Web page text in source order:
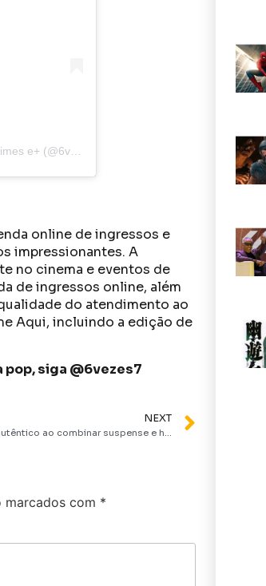
Uma publicação compartilhada por 6vezes7 | Filmes, Series, Animes e+ (@6vezes7)
online de ingressos e
impressionantes. A
no cinema e eventos de
de ingressos online, além
do atendimento ao
Aqui, incluindo a edição de
siga @6vezes7
NEXT
Crítica | Motel Destino é autêntico ao combinar suspense e humor com doses de erotismo
marcados com *